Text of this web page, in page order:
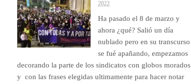
2022
Ha pasado el 8 de marzo y
ahora ¿qué? Salió un día
nublado pero en su transcurso
se fué apañando, empezamos
decorando la parte de los sindicatos con globos morados
y con las frases elegidas ultimamente para hacer notar